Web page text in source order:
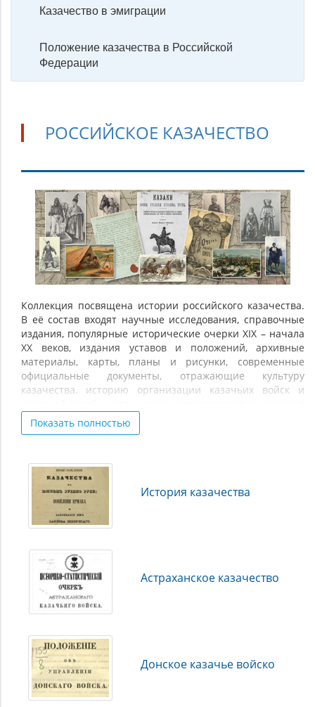
Казачество в эмиграции
Положение казачества в Российской
Федерации
РОССИЙСКОЕ КАЗАЧЕСТВО
Российское
казачество
Коллекция посвящена истории российского казачества.
В её состав входят научные исследования, справочные
издания, популярные исторические очерки XIX – начала
XX веков, издания уставов и положений, архивные
материалы, карты, планы и рисунки, современные
официальные документы, отражающие культуру
казачества, историю организации казачьих войск и
Первой мировой войне, революции 1917 года и
Гражданской войне в России, а также возрождение
На данный момент представлены разделы,
посвящённые Астраханскому, Донскому, Забайкальскому,
Кубанскому и Терскому казачьим войскам. В дальнейшем
при пополнении коллекции планируется представить
все казачьи войска, существовавшие в Российской
В состав коллекции вошли материалы, предоставленные
библиотеками (Российская государственная библиотека,
Российская национальная библиотека, Государственная
публичная историческая библиотека, Донская
государственная публичная библиотека, Научная
Федерации, Омская государственная областная научная
библиотека, Волгоградская областная универсальная
научная библиотека), архивами (Российский
государственный исторический архив, Государственный
архив Российской Федерации, Государственный архив
Показать полностью
История казачества
Астраханское казачество
Донское казачье войско